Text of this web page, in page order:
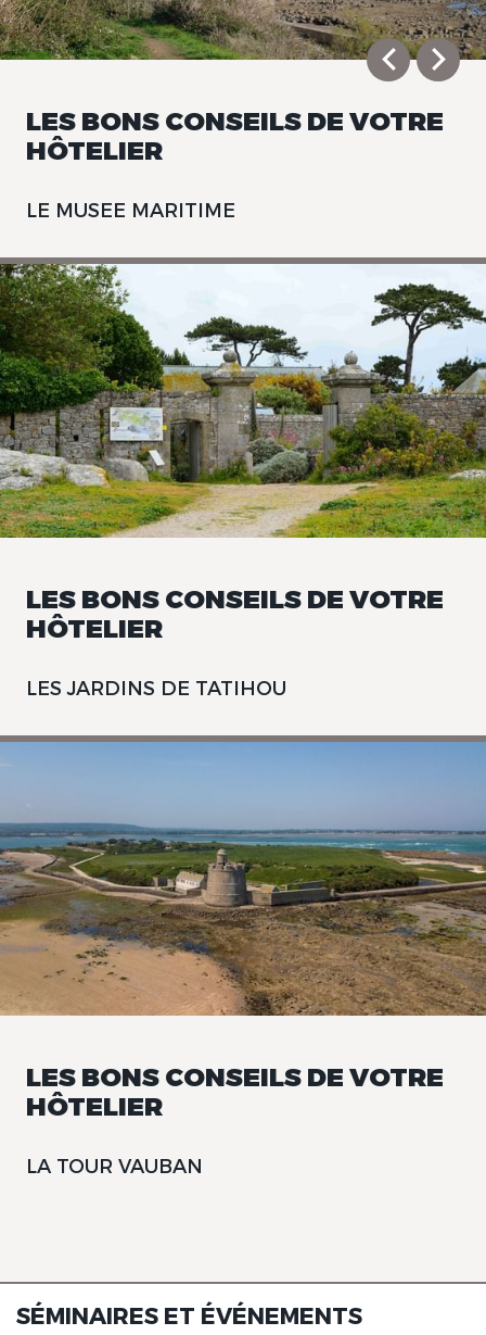
LES BONS CONSEILS DE VOTRE
HÔTELIER
LE MUSEE MARITIME
LES BONS CONSEILS DE VOTRE
HÔTELIER
LES JARDINS DE TATIHOU
LES BONS CONSEILS DE VOTRE
HÔTELIER
LA TOUR VAUBAN
SÉMINAIRES ET ÉVÉNEMENTS